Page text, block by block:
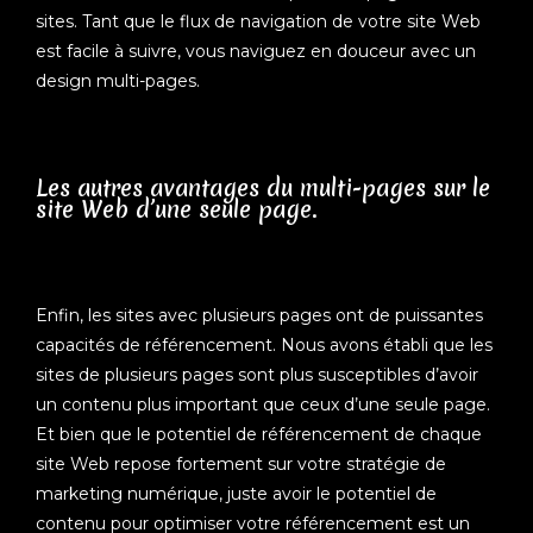
sites. Tant que le flux de navigation de votre site Web
est facile à suivre, vous naviguez en douceur avec un
design multi-pages.
Les autres avantages du multi-pages sur le
site Web d’une seule page.
Enfin, les sites avec plusieurs pages ont de puissantes
capacités de référencement. Nous avons établi que les
sites de plusieurs pages sont plus susceptibles d’avoir
un contenu plus important que ceux d’une seule page.
Et bien que le potentiel de référencement de chaque
site Web repose fortement sur votre stratégie de
marketing numérique, juste avoir le potentiel de
contenu pour optimiser votre référencement est un